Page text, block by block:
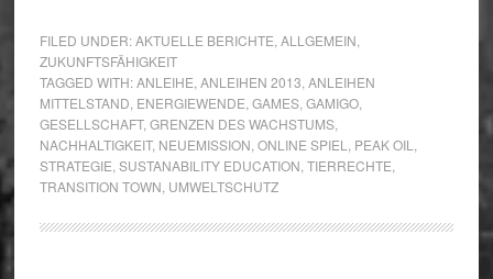
FILED UNDER:AKTUELLE BERICHTE ALLGEMEIN
ZUKUNFTSFÄHIGKEIT
TAGGED WITH:ANLEIHE ANLEIHEN 2013 ANLEIHEN
MITTELSTAND ENERGIEWENDE GAMES, GAMIGO,
GESELLSCHAFT, GRENZEN DES WACHSTUMS,
NACHHALTIGKEIT, NEUEMISSION ONLINE SPIEL PEAK OIL
STRATEGIE SUSTANABILITY EDUCATION TIERRECHTE
TRANSITION TOWN UMWELTSCHUTZ